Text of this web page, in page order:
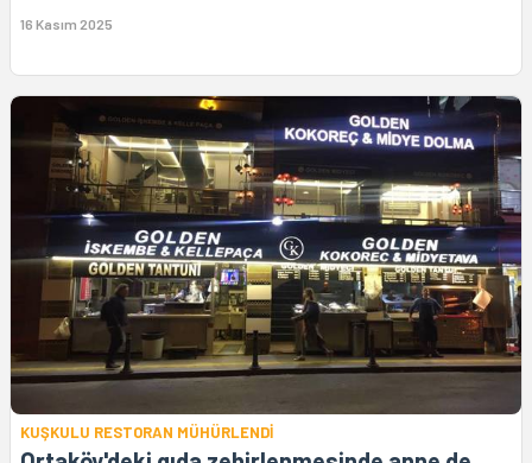
16 Kasım 2025
KUŞKULU RESTORAN MÜHÜRLENDİ